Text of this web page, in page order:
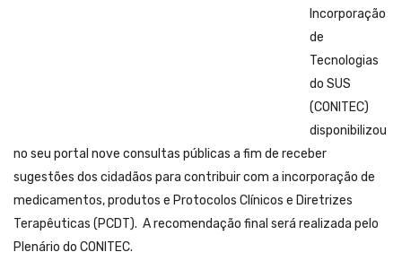
Incorporação
de
Tecnologias
do SUS
(CONITEC)
disponibilizou
no seu portal nove consultas públicas a fim de receber
sugestões dos cidadãos para contribuir com a incorporação de
medicamentos, produtos e Protocolos Clínicos e Diretrizes
Terapêuticas (PCDT). A recomendação final será realizada pelo
Plenário do CONITEC.